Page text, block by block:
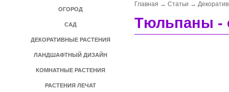
ОГОРОД
САД
ДЕКОРАТИВНЫЕ РАСТЕНИЯ
ЛАНДШАФТНЫЙ ДИЗАЙН
КОМНАТНЫЕ РАСТЕНИЯ
РАСТЕНИЯ ЛЕЧАТ
Главная → Статьи →
Тюльпаны -